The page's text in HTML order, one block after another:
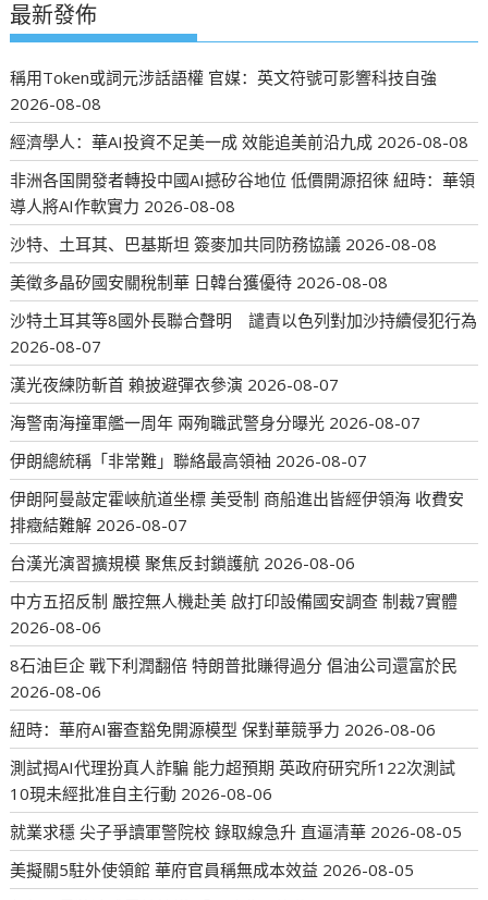
最新發佈
稱用Token或詞元涉話語權 官媒：英文符號可影響科技自強
2026-08-08
經濟學人：華AI投資不足美一成 效能追美前沿九成 2026-08-08
非洲各国開發者轉投中國AI撼矽谷地位 低價開源招徠 紐時：華領
導人將AI作軟實力 2026-08-08
沙特、土耳其、巴基斯坦 簽麥加共同防務協議 2026-08-08
美徵多晶矽國安關稅制華 日韓台獲優待 2026-08-08
沙特土耳其等8國外長聯合聲明 譴責以色列對加沙持續侵犯行為
2026-08-07
漢光夜練防斬首 賴披避彈衣參演 2026-08-07
海警南海撞軍艦一周年 兩殉職武警身分曝光 2026-08-07
伊朗總統稱「非常難」聯絡最高領袖 2026-08-07
伊朗阿曼敲定霍峽航道坐標 美受制 商船進出皆經伊領海 收費安
排癥結難解 2026-08-07
台漢光演習擴規模 聚焦反封鎖護航 2026-08-06
中方五招反制 嚴控無人機赴美 啟打印設備國安調查 制裁7實體
2026-08-06
8石油巨企 戰下利潤翻倍 特朗普批賺得過分 倡油公司還富於民
2026-08-06
紐時：華府AI審查豁免開源模型 保對華競爭力 2026-08-06
測試揭AI代理扮真人詐騙 能力超預期 英政府研究所122次測試
10現未經批准自主行動 2026-08-06
就業求穩 尖子爭讀軍警院校 錄取線急升 直逼清華 2026-08-05
美擬關5駐外使領館 華府官員稱無成本效益 2026-08-05